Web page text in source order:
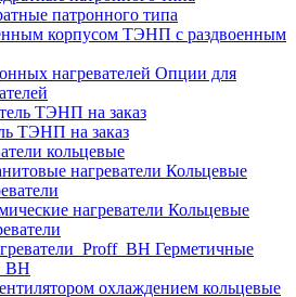
патронного типа
ТЭНП с раздвоенным
Опции для
ТЭНП на заказ
кольцевые
Кольцевые
Кольцевые
Герметичные